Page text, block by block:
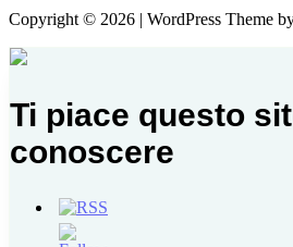
Copyright © 2026 | WordPress Theme
Ti piace questo
conoscere